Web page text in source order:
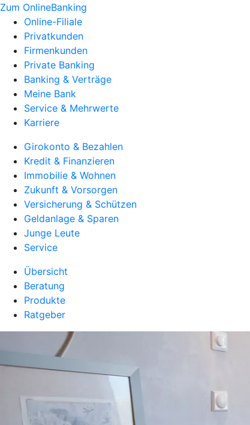
Zum OnlineBanking
Online-Filiale
Privatkunden
Firmenkunden
Private Banking
Banking & Verträge
Meine Bank
Service & Mehrwerte
Karriere
Girokonto & Bezahlen
Kredit & Finanzieren
Immobilie & Wohnen
Zukunft & Vorsorgen
Versicherung & Schützen
Geldanlage & Sparen
Junge Leute
Service
Übersicht
Beratung
Produkte
Ratgeber